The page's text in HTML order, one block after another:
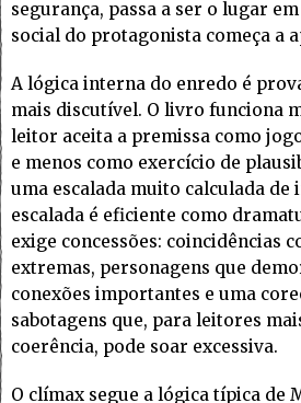
segurança, passa a ser o lugar
social do protagonista começa a
A lógica interna do enredo é
mais discutível. O livro funciona
leitor aceita a premissa como
e menos como exercício de
uma escalada muito calculada de
escalada é eficiente como
exige concessões: coincidências
extremas, personagens que
conexões importantes e uma
sabotagens que, para leitores
coerência, pode soar excessiva.
O clímax segue a lógica típica de